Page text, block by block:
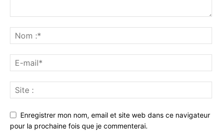
Enregistrer mon nom, email et site web dans ce navigateur
pour la prochaine fois que je commenterai.